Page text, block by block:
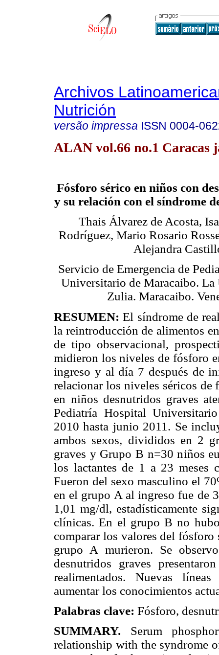
Archivos
Nutrición
versão impressa ISSN 0004-
ALAN vol.66 no.1 Caracas
Fósforo sérico en niños con
y su relación con el síndrome
Thais Álvarez de Acosta,
Rodríguez, Mario Rosario
Alejandra
Servicio de Emergencia de
Universitario de Maracaibo. La
Zulia. Maracaibo.
RESUMEN:El síndrome de
la reintroducción de alimentos
de tipo observacional,
midieron los niveles de fósforo
ingreso y al día 7 después de
relacionar los niveles séricos
en niños desnutridos graves
Pediatría Hospital
2010 hasta junio 2011. Se
ambos sexos, divididos en 2
graves y Grupo B n=30 niños
los lactantes de 1 a 23 meses
Fueron del sexo masculino el
en el grupo A al ingreso fue de
1,01 mg/dl, estadísticamente
clínicas. En el grupo B no
comparar los valores del
grupo A murieron. Se
desnutridos graves
realimentados. Nuevas
aumentar los conocimientos
Palabras clave: Fósforo,
SUMMARY. Serum
relationship with the syndrome